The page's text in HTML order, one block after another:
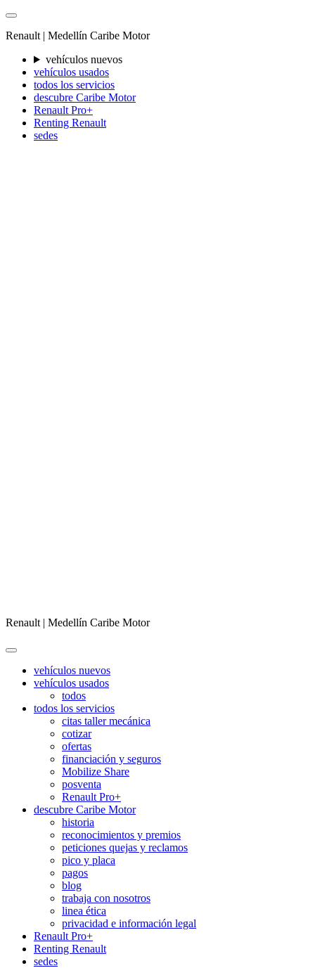
Renault | Medellín Caribe Motor
vehículos nuevos
vehículos usados
todos los servicios
descubre Caribe Motor
Renault Pro+
Renting Renault
sedes
Renault | Medellín Caribe Motor
vehículos nuevos
vehículos usados
todos
todos los servicios
citas taller mecánica
cotizar
ofertas
financiación y seguros
Mobilize Share
posventa
Renault Pro+
descubre Caribe Motor
historia
reconocimientos y premios
peticiones quejas y reclamos
pico y placa
pagos
blog
trabaja con nosotros
linea ética
privacidad e información legal
Renault Pro+
Renting Renault
sedes